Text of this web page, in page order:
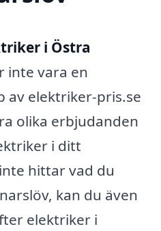
i Östra
inte vara en
av elektriker-pris.se
olika erbjudanden
i ditt
hittar vad du
kan du även
elektriker i